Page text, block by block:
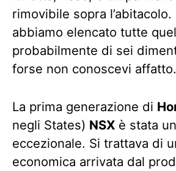
rimovibile sopra
abbiamo elencato tutte
probabilmente di sei
forse non conoscevi affatto.
La prima generazione di
negli States) NSX è stata
eccezionale. Si trattava di
economica arrivata dal